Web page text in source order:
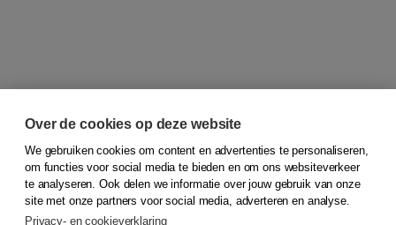
© 2026Koninklijke Boom uitgevers
Over de cookies op deze website
We gebruiken cookies om content en advertenties te personaliseren,
om functies voor social media te bieden en om ons websiteverkeer
te analyseren. Ook delen we informatie over jouw gebruik van onze
site met onze partners voor social media, adverteren en analyse.
Privacy- en cookieverklaring